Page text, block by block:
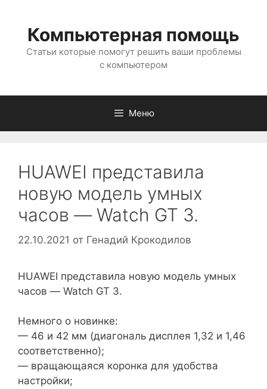
содержимому
Компьютерная помощь
Статьи которые помогут решить ваши проблемы
с компьютером
Меню
HUAWEI представила
новую модель умных
часов — Watch GT 3.
22.10.2021 от Генадий Крокодилов
HUAWEI представила новую модель умных
часов — Watch GT 3.
Немного о новинке:
— 46 и 42 мм (диагональ дисплея 1,32 и 1,46
соответственно);
— вращающаяся коронка для удобства
настройки;